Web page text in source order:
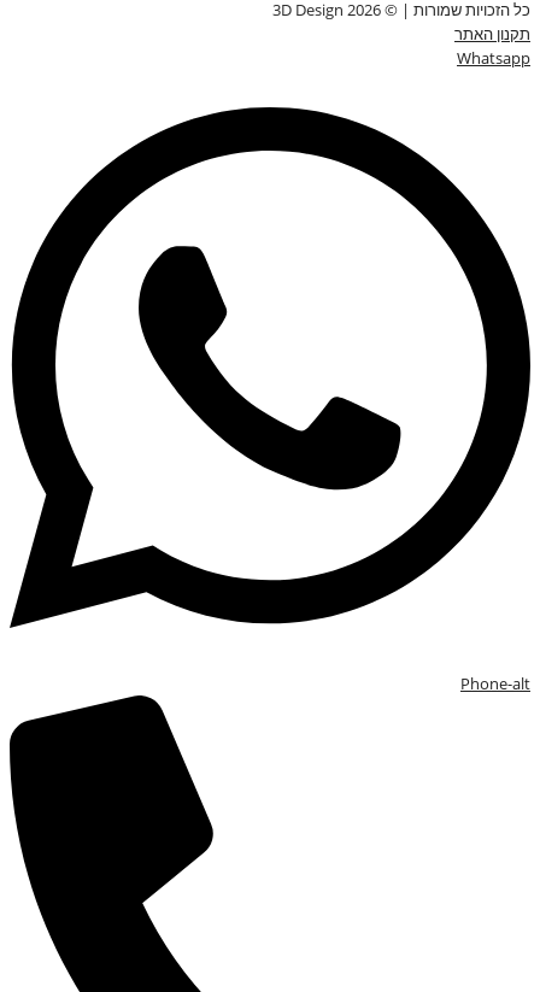
כל הזכויות שמורות | © 3D Design 2026
תקנון האתר
Whatsapp
Phone-alt